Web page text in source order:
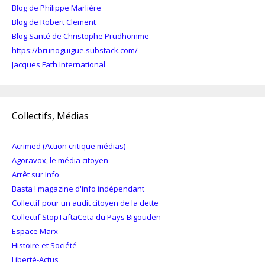
Blog de Philippe Marlière
Blog de Robert Clement
Blog Santé de Christophe Prudhomme
https://brunoguigue.substack.com/
Jacques Fath International
Collectifs, Médias
Acrimed (Action critique médias)
Agoravox, le média citoyen
Arrêt sur Info
Basta ! magazine d'info indépendant
Collectif pour un audit citoyen de la dette
Collectif StopTaftaCeta du Pays Bigouden
Espace Marx
Histoire et Société
Liberté-Actus